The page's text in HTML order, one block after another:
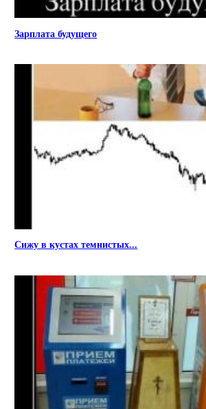
Зарплата будущего
Сижу в кустах темнистых...